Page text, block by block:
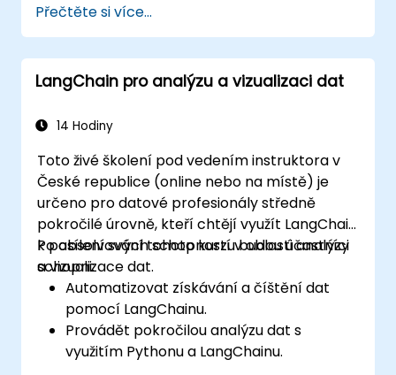
LangChainu.
Škálovat a nasazovat konverzační agenty
do cloudu pro okamžitou interakci.
Aplikovat osvědčené postupy v oblasti
cloudovém prostředí.
Přečtěte si více...
LangChain pro analýzu a vizualizaci dat
14 Hodiny
Toto živé školení pod vedením instruktora v
České republice (online nebo na místě) je
určeno pro datové profesionály středně
pokročilé úrovně, kteří chtějí využít LangChain
k posílení svých schopností v oblasti analýzy
a vizualizace dat.
Po absolvování tohoto kurzu budou účastníci
schopni:
Automatizovat získávání a číštění dat
pomocí LangChainu.
Provádět pokročilou analýzu dat s
využitím Pythonu a LangChainu.